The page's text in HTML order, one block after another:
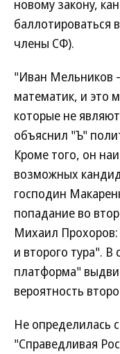
новому закону,
баллотироваться
члены СФ).
"Иван Мельников
математик, и это
которые не
объяснил "Ъ"
Кроме того, он
возможных
господин
попадание во
Михаил Прохоров:
и второго тура". В
платформа"
вероятность
Не определилась
"Справедливая